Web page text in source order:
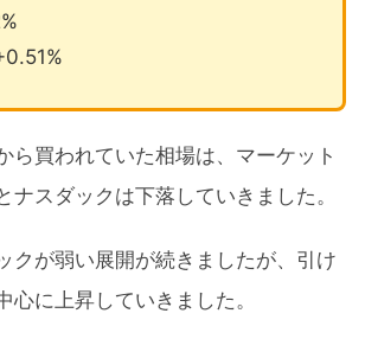
ら買われていた相場は、マーケット
ナスダックは下落していきました。
クが弱い展開が続きましたが、引け
心に上昇していきました。